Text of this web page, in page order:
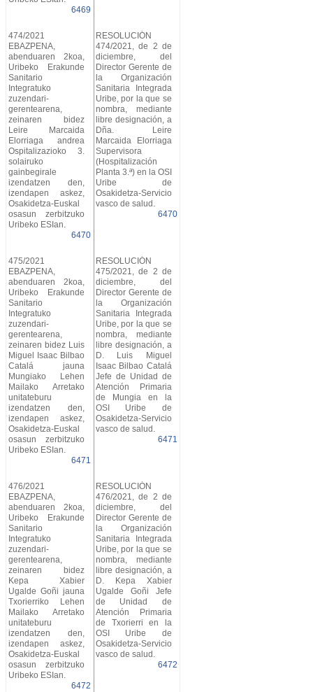
6469
474/2021
EBAZPENA,
abenduaren 2koa,
Uribeko Erakunde
Sanitario
Integratuko
zuzendari-
gerentearena,
zeinaren bidez
Leire Marcaida
Elorriaga andrea
Ospitalizazioko 3.
solairuko
gainbegirale
izendatzen den,
izendapen askez,
Osakidetza-Euskal
osasun zerbitzuko
Uribeko ESIan.
6470
RESOLUCIÓN
474/2021, de 2 de
diciembre, del
Director Gerente de
la Organización
Sanitaria Integrada
Uribe, por la que se
nombra, mediante
libre designación, a
Dña. Leire
Marcaida Elorriaga
Supervisora
(Hospitalización
Planta 3.ª) en la OSI
Uribe de
Osakidetza-Servicio
vasco de salud.
6470
475/2021
EBAZPENA,
abenduaren 2koa,
Uribeko Erakunde
Sanitario
Integratuko
zuzendari-
gerentearena,
zeinaren bidez Luis
Miguel Isaac Bilbao
Catalá jauna
Mungiako Lehen
Mailako Arretako
unitateburu
izendatzen den,
izendapen askez,
Osakidetza-Euskal
osasun zerbitzuko
Uribeko ESIan.
6471
RESOLUCIÓN
475/2021, de 2 de
diciembre, del
Director Gerente de
la Organización
Sanitaria Integrada
Uribe, por la que se
nombra, mediante
libre designación, a
D. Luis Miguel
Isaac Bilbao Catalá
Jefe de Unidad de
Atención Primaria
de Mungia en la
OSI Uribe de
Osakidetza-Servicio
vasco de salud.
6471
476/2021
EBAZPENA,
abenduaren 2koa,
Uribeko Erakunde
Sanitario
Integratuko
zuzendari-
gerentearena,
zeinaren bidez
Kepa Xabier
Ugalde Goñi jauna
Txorierriko Lehen
Mailako Arretako
unitateburu
izendatzen den,
izendapen askez,
Osakidetza-Euskal
osasun zerbitzuko
Uribeko ESIan.
6472
RESOLUCIÓN
476/2021, de 2 de
diciembre, del
Director Gerente de
la Organización
Sanitaria Integrada
Uribe, por la que se
nombra, mediante
libre designación, a
D. Kepa Xabier
Ugalde Goñi Jefe
de Unidad de
Atención Primaria
de Txorierri en la
OSI Uribe de
Osakidetza-Servicio
vasco de salud.
6472